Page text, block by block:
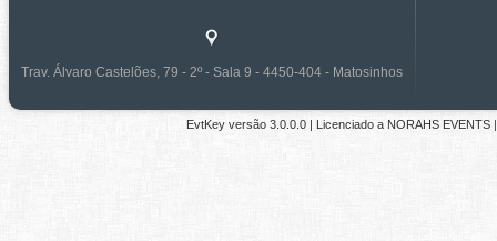
Trav. Álvaro Castelões, 79 - 2º - Sala 9 - 4450-404 - Matosinhos
EvtKey versão 3.0.0.0| Licenciado a NORAHS EVENTS